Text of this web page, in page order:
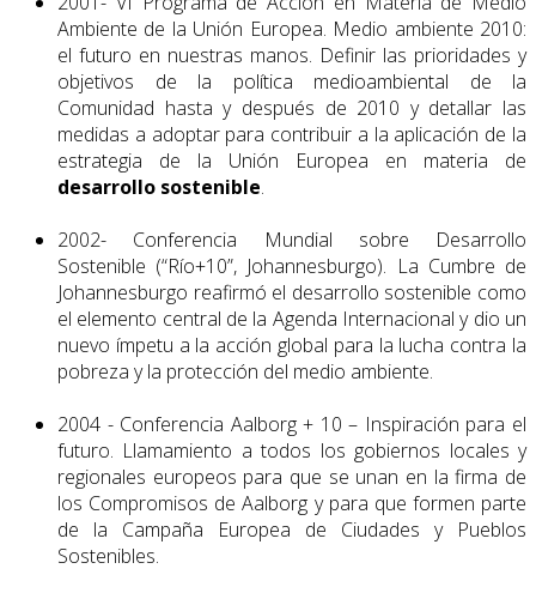
Ambiente de la Unión Europea. Medio ambiente 2010:
el futuro en nuestras manos. Definir las prioridades y
objetivos de la política medioambiental de la
Comunidad hasta y después de 2010 y detallar las
medidas a adoptar para contribuir a la aplicación de la
estrategia de la Unión Europea en materia de
desarrollo sostenible.
2002- Conferencia Mundial sobre Desarrollo
Sostenible (“Río+10”, Johannes­burgo). La Cumbre de
Johannesburgo reafirmó el desarrollo sostenible como
el elemento central de la Agenda Internacional y dio un
nuevo ímpetu a la acción global para la lucha contra la
pobreza y la protección del medio ambiente.
2004 - Conferencia Aalborg + 10 – Inspiración para el
futuro. Llamamiento a todos los gobiernos locales y
regionales europeos para que se unan en la firma de
los Compromisos de Aalborg y para que formen parte
de la Campaña Europea de Ciudades y Pueblos
Sostenibles.